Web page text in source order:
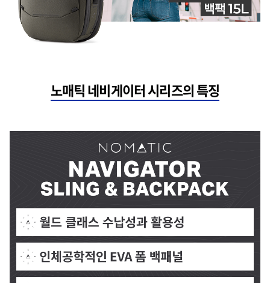
노매틱 네비게이터 시리즈의 특징